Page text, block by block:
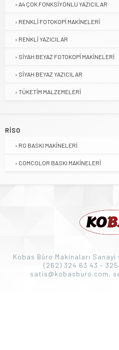
A4 ÇOK FONKSIYONLU YAZICILAR
RENKLI FOTOKOPI MAKINELERI
RENKLI YAZICILAR
SIYAH BEYAZ FOTOKOPI MAKINELERI
SIYAH BEYAZ YAZICILAR
TÜKETIM MALZEMELERI
RISO
RG BASKI MAKINELERI
COMCOLOR BASKI MAKINELERI
Kobas Büro Makinaları
(262) 324 63 43 -
satis@kobasburo.com,